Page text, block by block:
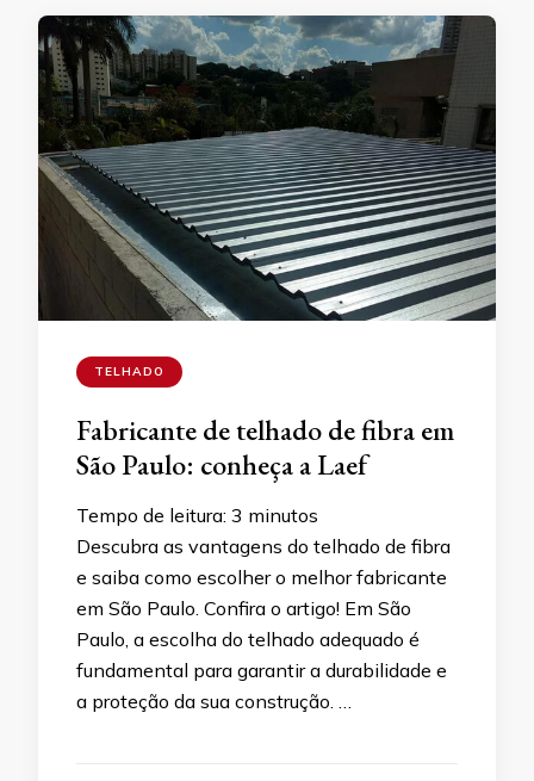
TELHADO
Fabricante de telhado de fibra em
São Paulo: conheça a Laef
Tempo de leitura: 3 minutos
Descubra as vantagens do telhado de fibra
e saiba como escolher o melhor fabricante
em São Paulo. Confira o artigo! Em São
Paulo, a escolha do telhado adequado é
fundamental para garantir a durabilidade e
a proteção da sua construção. …